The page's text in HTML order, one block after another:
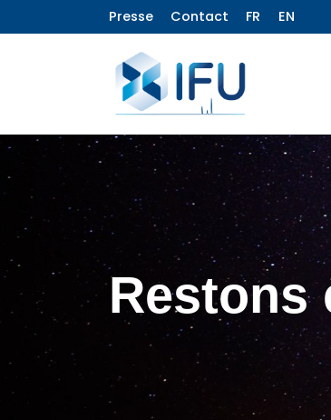
Presse Contact FR EN
Restons